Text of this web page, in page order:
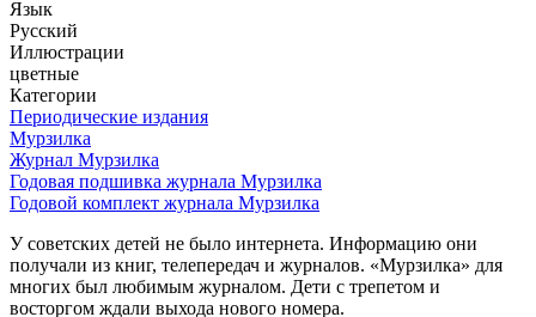
Язык
Русский
Иллюстрации
цветные
Категории
Периодические издания
Мурзилка
Журнал Мурзилка
Годовая подшивка журнала Мурзилка
Годовой комплект журнала Мурзилка
У советских детей не было интернета. Информацию они
получали из книг, телепередач и журналов. «Мурзилка» для
многих был любимым журналом. Дети с трепетом и
восторгом ждали выхода нового номера.